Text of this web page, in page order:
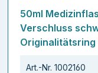
5 Sternen
50ml
Verschluss
Originalitätsring
Art.-Nr. 1002160